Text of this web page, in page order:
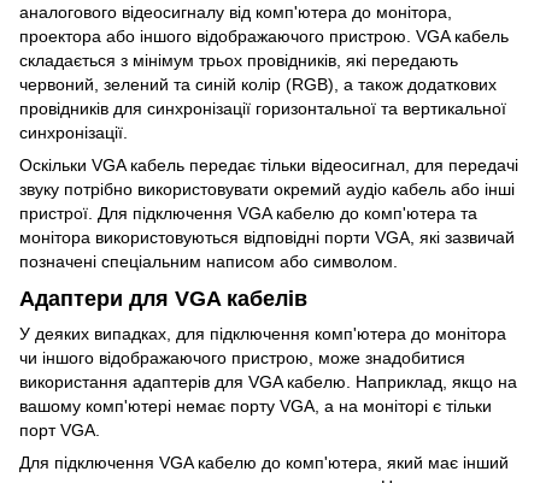
аналогового відеосигналу від комп'ютера до монітора,
проектора або іншого відображаючого пристрою. VGA кабель
складається з мінімум трьох провідників, які передають
червоний, зелений та синій колір (RGB), а також додаткових
провідників для синхронізації горизонтальної та вертикальної
синхронізації.
Оскільки VGA кабель передає тільки відеосигнал, для передачі
звуку потрібно використовувати окремий аудіо кабель або інші
пристрої. Для підключення VGA кабелю до комп'ютера та
монітора використовуються відповідні порти VGA, які зазвичай
позначені спеціальним написом або символом.
Адаптери для VGA кабелів
У деяких випадках, для підключення комп'ютера до монітора
чи іншого відображаючого пристрою, може знадобитися
використання адаптерів для VGA кабелю. Наприклад, якщо на
вашому комп'ютері немає порту VGA, а на моніторі є тільки
порт VGA.
Для підключення VGA кабелю до комп'ютера, який має інший